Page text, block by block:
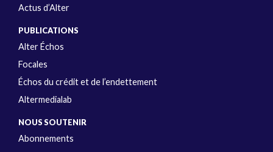
Actus d’Alter
PUBLICATIONS
Alter Échos
Focales
Échos du crédit et de l’endettement
Altermedialab
NOUS SOUTENIR
Abonnements